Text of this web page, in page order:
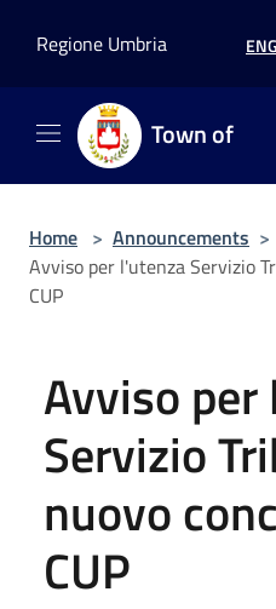
Regione Umbria
ENG
Town of
Home > Announcements >
Avviso per l'utenza Servizio
CUP
Avviso
Servizio
nuovo
CUP